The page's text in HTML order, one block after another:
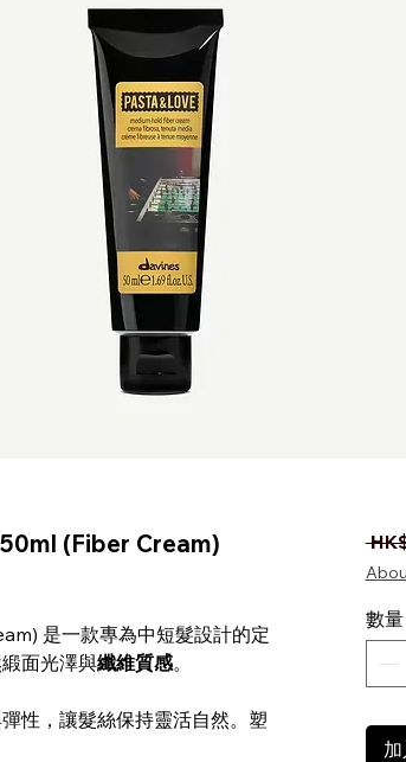
(Fiber Cream)
是一款專為中短髮設計的定
面光澤與纖維質感。
性，讓髮絲保持靈活自然。塑
數量